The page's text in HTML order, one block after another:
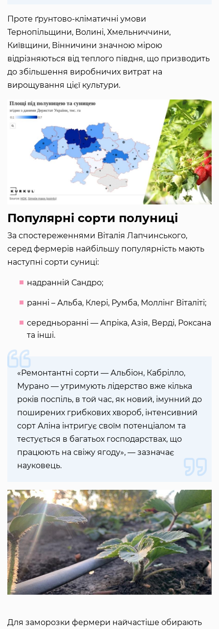
Проте ґрунтово-кліматичні умови
Тернопільщини, Волині, Хмельниччини,
Київщини, Вінничини значною мірою
відрізняються від теплого півдня, що призводить
до збільшення виробничих витрат на
вирощування цієї культури.
Популярні сорти полуниці
За спостереженнями Віталія Лапчинського,
серед фермерів найбільшу популярність мають
наступні сорти суниці:
надранній Сандро;
ранні – Альба, Клері, Румба, Моллінг Віталіті;
середньоранні — Апріка, Азія, Верді, Роксана
та інші.
«Ремонтантні сорти — Альбіон, Кабрілло,
Мурано — утримують лідерство вже кілька
років поспіль, в той час, як новий, імунний до
поширених грибкових хвороб, інтенсивний
сорт Аліна інтригує своїм потенціалом та
тестується в багатьох господарствах, що
працюють на свіжу ягоду», — зазначає
науковець.
Для заморозки фермери найчастіше обирають